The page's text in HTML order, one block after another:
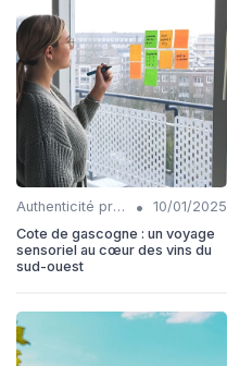
Authenticité produits •
10/01/2025
Cote de gascogne : un voyage
sensoriel au cœur des vins du
sud-ouest